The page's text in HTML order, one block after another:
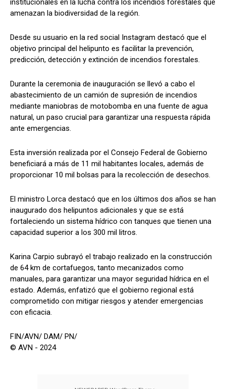
institucionales en la lucha contra los incendios forestales que
amenazan la biodiversidad de la región.
Desde su usuario en la red social Instagram destacó que el
objetivo principal del helipunto es facilitar la prevención,
predicción, detección y extinción de incendios forestales.
Durante la ceremonia de inauguración se llevó a cabo el
abastecimiento de un camión de supresión de incendios
mediante maniobras de motobomba en una fuente de agua
natural, un paso crucial para garantizar una respuesta rápida
ante emergencias.
Esta inversión realizada por el Consejo Federal de Gobierno
beneficiará a más de 11 mil habitantes locales, además de
proporcionar 10 mil bolsas para la recolección de desechos.
El ministro Lorca destacó que en los últimos dos años se han
inaugurado dos helipuntos adicionales y que se está
fortaleciendo un sistema hídrico con tanques que tienen una
capacidad superior a los 300 mil litros.
Karina Carpio subrayó el trabajo realizado en la construcción
de 64 km de cortafuegos, tanto mecanizados como
manuales, para garantizar una mayor seguridad hídrica en el
estado. Además, enfatizó que el gobierno regional está
comprometido con mitigar riesgos y atender emergencias
con eficacia.
FIN/AVN/ DAM/ PN/
© AVN - 2024